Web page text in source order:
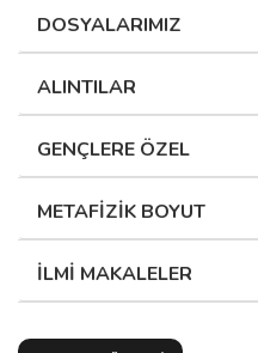
DOSYALARIMIZ
ALINTILAR
GENÇLERE ÖZEL
METAFİZİK BOYUT
İLMİ MAKALELER